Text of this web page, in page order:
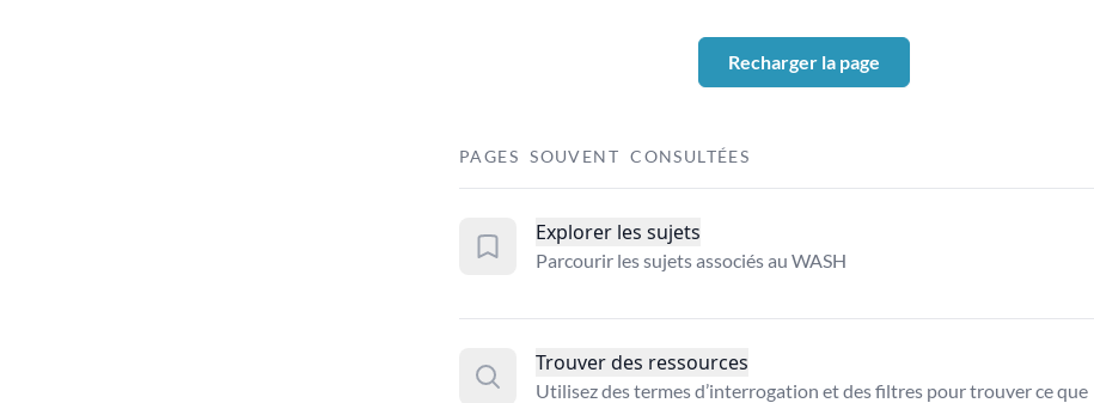
Recharger la page
PAGES SOUVENT CONSULTÉES
Explorer les sujets
Parcourir les sujets associés au WASH
Trouver des ressources
Utilisez des termes d’interrogation et des filtres pour trouver ce que